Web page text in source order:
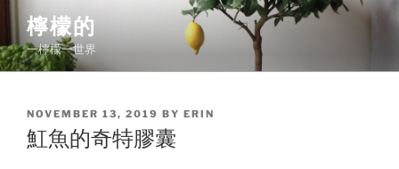
content
檸檬的
一檸檬一世界
POSTED
ON
NOVEMBER 13, 2019 BY ERIN
魟魚的奇特膠囊